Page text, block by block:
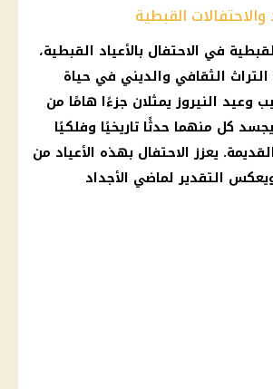
والاحتفالات القبطية
في الاحتفال بالأعياد القبطية،
الثقافي والديني في حياة
وعيد النيروز يمثلان جزءًا هامًا من
كل منهما حدثًا تاريخيًا وفلكيًا
يعزز الاحتفال بهذه الأعياد من
التقدير لماضي الأجداد